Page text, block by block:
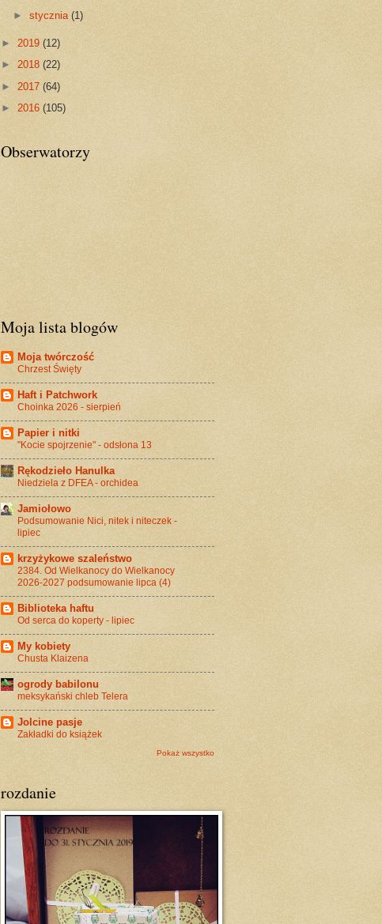
►stycznia(1)
► 2019 (12)
► 2018 (22)
► 2017 (64)
► 2016 (105)
Obserwatorzy
Moja lista blogów
Moja twórczość
Chrzest Święty
Haft i Patchwork
Choinka 2026 - sierpień
Papier i nitki
"Kocie spojrzenie" - odsłona 13
Rękodzieło Hanulka
Niedziela z DFEA - orchidea
Jamiołowo
Podsumowanie Nici, nitek i niteczek -
lipiec
krzyżykowe szaleństwo
2384. Od Wielkanocy do Wielkanocy
2026-2027 podsumowanie lipca (4)
Biblioteka haftu
Od serca do koperty - lipiec
My kobiety
Chusta Klaizena
ogrody babilonu
meksykański chleb Telera
Jolcine pasje
Zakładki do książek
Pokaż wszystko
rozdanie